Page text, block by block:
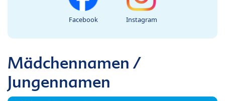
Facebook Instagram
Mädchennamen /
Jungennamen